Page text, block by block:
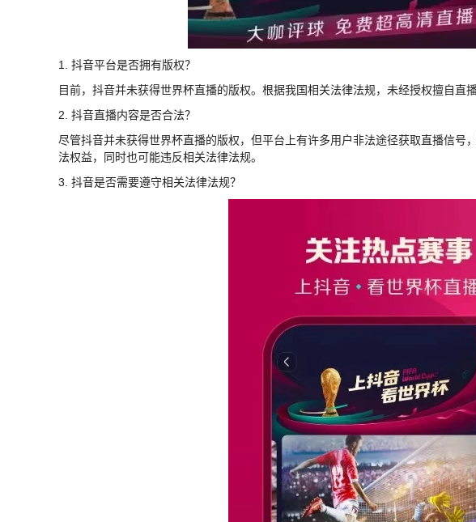
1. 抖音平台是否拥有版权？
目前，抖音并未获得世界杯直播的版权。根据我国相关法律法规，未经授权擅自直
2. 抖音直播内容是否合法？
尽管抖音并未获得世界杯直播的版权，但平台上有许多用户非法途径获取直播信号
法权益，同时也可能违反相关法律法规。
3. 抖音是否需要遵守相关法律法规？